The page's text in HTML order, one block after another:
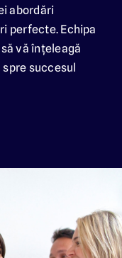
abordări
perfecte. Echipa
vă înțeleagă
succesul